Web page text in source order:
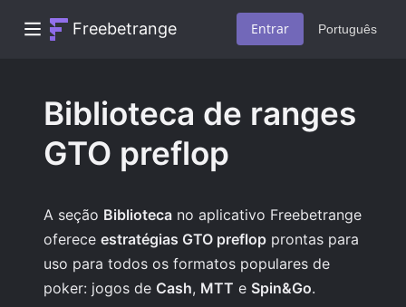
Freebetrange Entrar Português
Biblioteca de ranges
GTO preflop
A seção Biblioteca no aplicativo Freebetrange
oferece estratégias GTO preflop prontas para
uso para todos os formatos populares de
poker: jogos de Cash, MTT e Spin&Go.